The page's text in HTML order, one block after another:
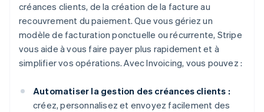
créances clients, de la création de la facture au
recouvrement du paiement. Que vous gériez un
modèle de facturation ponctuelle ou récurrente, Stripe
vous aide à vous faire payer plus rapidement et à
simplifier vos opérations. Avec Invoicing, vous pouvez :
Automatiser la gestion des créances clients :
créez, personnalisez et envoyez facilement des